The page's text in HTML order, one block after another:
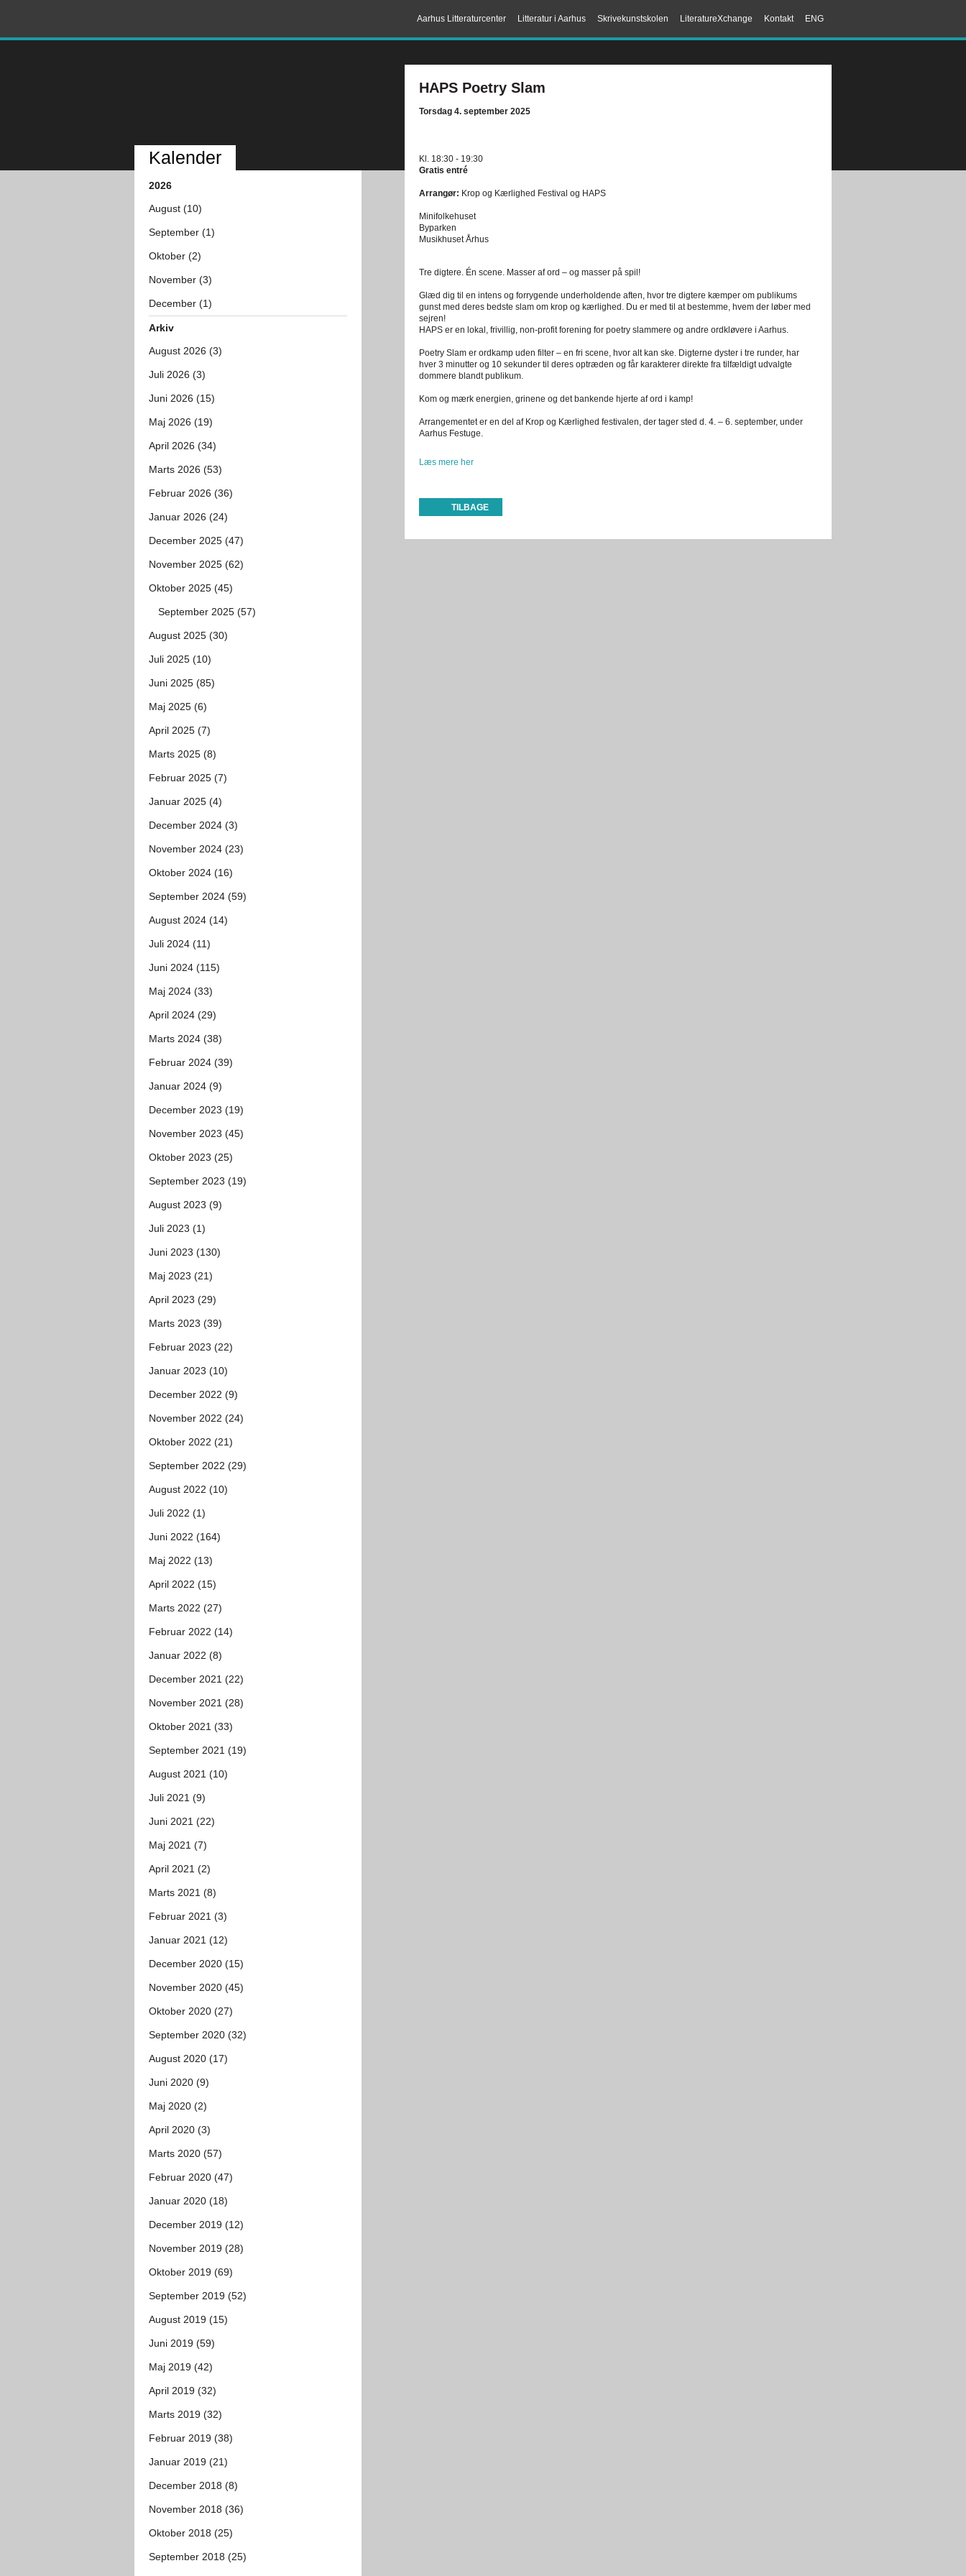
ENG
Kontakt
LiteratureXchange
Skrivekunstskolen
Litteratur i Aarhus
Aarhus Litteraturcenter
HAPS Poetry Slam
Torsdag 4. september 2025
Kl. 18:30 - 19:30
Gratis entré
Arrangør: Krop og Kærlighed Festival og HAPS
Minifolkehuset
Byparken
Musikhuset Århus
Tre digtere. Én scene. Masser af ord – og masser på spil!
Glæd dig til en intens og forrygende underholdende aften, hvor tre digtere kæmper om publikums
gunst med deres bedste slam om krop og kærlighed. Du er med til at bestemme, hvem der løber med
sejren!
HAPS er en lokal, frivillig, non-profit forening for poetry slammere og andre ordkløvere i Aarhus.
Poetry Slam er ordkamp uden filter – en fri scene, hvor alt kan ske. Digterne dyster i tre runder, har
hver 3 minutter og 10 sekunder til deres optræden og får karakterer direkte fra tilfældigt udvalgte
dommere blandt publikum.
Kom og mærk energien, grinene og det bankende hjerte af ord i kamp!
Arrangementet er en del af Krop og Kærlighed festivalen, der tager sted d. 4. – 6. september, under
Aarhus Festuge.
Læs mere her
TILBAGE
Kalender
2026
August (10)
September (1)
Oktober (2)
November (3)
December (1)
Arkiv
August 2026 (3)
Juli 2026 (3)
Juni 2026 (15)
Maj 2026 (19)
April 2026 (34)
Marts 2026 (53)
Februar 2026 (36)
Januar 2026 (24)
December 2025 (47)
November 2025 (62)
Oktober 2025 (45)
September 2025 (57)
August 2025 (30)
Juli 2025 (10)
Juni 2025 (85)
Maj 2025 (6)
April 2025 (7)
Marts 2025 (8)
Februar 2025 (7)
Januar 2025 (4)
December 2024 (3)
November 2024 (23)
Oktober 2024 (16)
September 2024 (59)
August 2024 (14)
Juli 2024 (11)
Juni 2024 (115)
Maj 2024 (33)
April 2024 (29)
Marts 2024 (38)
Februar 2024 (39)
Januar 2024 (9)
December 2023 (19)
November 2023 (45)
Oktober 2023 (25)
September 2023 (19)
August 2023 (9)
Juli 2023 (1)
Juni 2023 (130)
Maj 2023 (21)
April 2023 (29)
Marts 2023 (39)
Februar 2023 (22)
Januar 2023 (10)
December 2022 (9)
November 2022 (24)
Oktober 2022 (21)
September 2022 (29)
August 2022 (10)
Juli 2022 (1)
Juni 2022 (164)
Maj 2022 (13)
April 2022 (15)
Marts 2022 (27)
Februar 2022 (14)
Januar 2022 (8)
December 2021 (22)
November 2021 (28)
Oktober 2021 (33)
September 2021 (19)
August 2021 (10)
Juli 2021 (9)
Juni 2021 (22)
Maj 2021 (7)
April 2021 (2)
Marts 2021 (8)
Februar 2021 (3)
Januar 2021 (12)
December 2020 (15)
November 2020 (45)
Oktober 2020 (27)
September 2020 (32)
August 2020 (17)
Juni 2020 (9)
Maj 2020 (2)
April 2020 (3)
Marts 2020 (57)
Februar 2020 (47)
Januar 2020 (18)
December 2019 (12)
November 2019 (28)
Oktober 2019 (69)
September 2019 (52)
August 2019 (15)
Juni 2019 (59)
Maj 2019 (42)
April 2019 (32)
Marts 2019 (32)
Februar 2019 (38)
Januar 2019 (21)
December 2018 (8)
November 2018 (36)
Oktober 2018 (25)
September 2018 (25)